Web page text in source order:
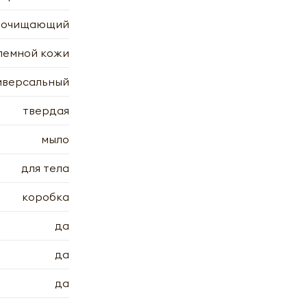
очищающий
кожи
твердая
мыло
для тела
коробка
да
да
да
| Ааша